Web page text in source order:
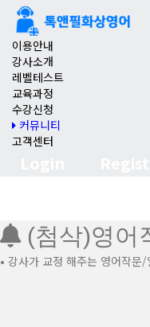
이용안내
강사소개
레벨테스트
교육과정
수강신청
커뮤니티
고객센터
(첨삭)영어
• 강사가 교정 해주는 영어작문